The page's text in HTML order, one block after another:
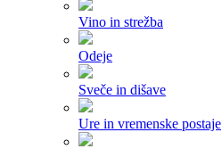
Vino in strežba
Odeje
Sveče in dišave
Ure in vremenske postaje